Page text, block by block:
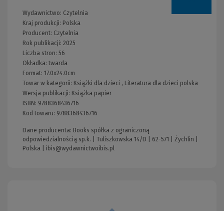
Wydawnictwo: Czytelnia
Kraj produkcji: Polska
Producent: Czytelnia
Rok publikacji: 2025
Liczba stron: 56
Okładka:twarda
Format: 17.0x24.0cm
Towar w kategorii: Książki dla dzieci , Literatura dla dzieci polska
Wersja publikacji: Książka papier
ISBN: 9788368436716
Kod towaru: 9788368436716
Dane producenta: Books spółka z ograniczoną
odpowiedzialnością sp.k. | Tuliszkowska 14/D | 62-571 | Żychlin |
Polska | ibis@wydawnictwoibis.pl